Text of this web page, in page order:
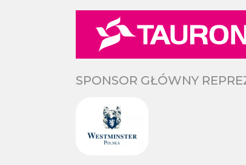
SPONSOR GŁÓWNY